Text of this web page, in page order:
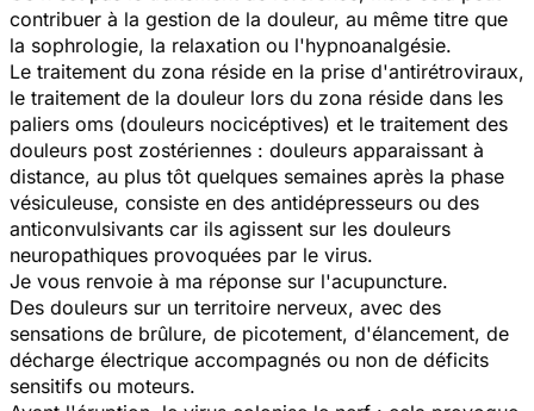
contribuer à la gestion de la douleur, au même titre que
la sophrologie, la relaxation ou l'hypnoanalgésie.
Le traitement du zona réside en la prise d'antirétroviraux,
le traitement de la douleur lors du zona réside dans les
paliers oms (douleurs nocicéptives) et le traitement des
douleurs post zostériennes : douleurs apparaissant à
distance, au plus tôt quelques semaines après la phase
vésiculeuse, consiste en des antidépresseurs ou des
anticonvulsivants car ils agissent sur les douleurs
neuropathiques provoquées par le virus.
Je vous renvoie à ma réponse sur l'acupuncture.
Des douleurs sur un territoire nerveux, avec des
sensations de brûlure, de picotement, d'élancement, de
décharge électrique accompagnés ou non de déficits
sensitifs ou moteurs.